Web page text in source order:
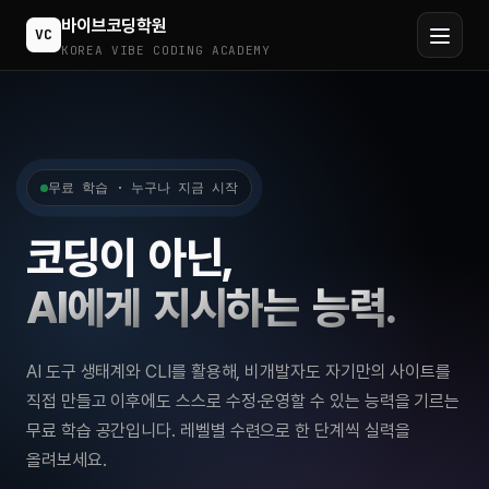
VC 바이브코딩학원
KOREA VIBE CODING ACADEMY
무료 학습 · 누구나 지금 시작
코딩이 아닌,
AI에게 지시하는 능력.
AI 도구 생태계와 CLI를 활용해, 비개발자도 자기만의 사이트를
직접 만들고 이후에도 스스로 수정·운영할 수 있는 능력을 기르는
무료 학습 공간입니다. 레벨별 수련으로 한 단계씩 실력을
올려보세요.